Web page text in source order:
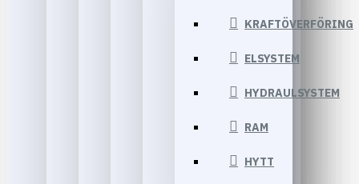
KRAFTÖVERFÖRING
ELSYSTEM
HYDRAULSYSTEM
RAM
HYTT